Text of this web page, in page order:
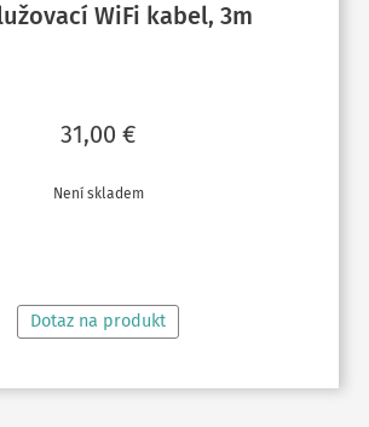
WiFi kabel, 3m
31,00 €
Není skladem
Dotaz na produkt